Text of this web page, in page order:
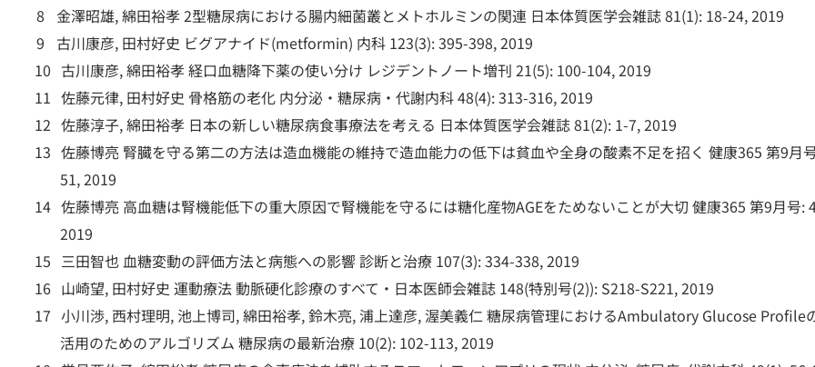
金澤昭雄, 綿田裕孝 2型糖尿病における腸内細菌叢とメトホルミンの関連 日本体質医学会雑誌 81(1): 18-24, 2019
古川康彦, 田村好史 ビグアナイド(metformin) 内科 123(3): 395-398, 2019
古川康彦, 綿田裕孝 経口血糖降下薬の使い分け レジデントノート増刊 21(5): 100-104, 2019
佐藤元律, 田村好史 骨格筋の老化 内分泌・糖尿病・代謝内科 48(4): 313-316, 2019
佐藤淳子, 綿田裕孝 日本の新しい糖尿病食事療法を考える 日本体質医学会雑誌 81(2): 1-7, 2019
佐藤博亮 腎臓を守る第二の方法は造血機能の維持で造血能力の低下は貧血や全身の酸素不足を招く 健康365 第9月
51, 2019
佐藤博亮 高血糖は腎機能低下の重大原因で腎機能を守るには糖化産物AGEをためないことが大切 健康365 第9月号:
2019
三田智也 血糖変動の評価方法と病態への影響 診断と治療 107(3): 334-338, 2019
山崎望, 田村好史 運動療法 動脈硬化診療のすべて・日本医師会雑誌 148(特別号(2)): S218-S221, 2019
小川渉, 西村理明, 池上博司, 綿田裕孝, 鈴木亮, 浦上達彦, 渥美義仁 糖尿病管理におけるAmbulatory Glucose Profile
活用のためのアルゴリズム 糖尿病の最新治療 10(2): 102-113, 2019